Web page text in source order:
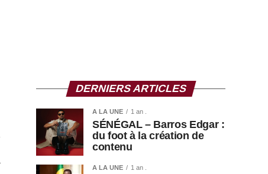
DERNIERS ARTICLES
A LA UNE 1 an .
SÉNÉGAL – Barros Edgar :
du foot à la création de
contenu
A LA UNE 1 an .